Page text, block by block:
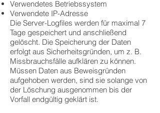
Verwendetes Betriebssystem
Verwendete IP-Adresse
Die Server-Logfiles werden für maximal 7
Tage gespeichert und anschließend
gelöscht. Die Speicherung der Daten
erfolgt aus Sicherheitsgründen, um z. B.
Missbrauchsfälle aufklären zu können.
Müssen Daten aus Beweisgründen
aufgehoben werden, sind sie solange von
der Löschung ausgenommen bis der
Vorfall endgültig geklärt ist.